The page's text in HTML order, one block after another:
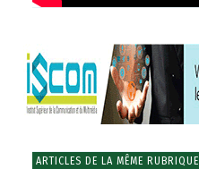
ARTICLES DE LA MÊME RUBRIQUE